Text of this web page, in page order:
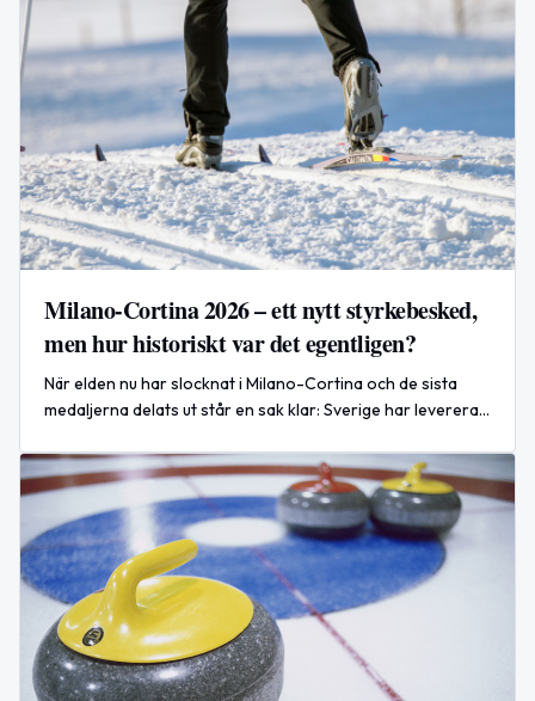
Milano-Cortina 2026 – ett nytt styrkebesked,
men hur historiskt var det egentligen?
När elden nu har slocknat i Milano-Cortina och de sista
medaljerna delats ut står en sak klar: Sverige har levererat